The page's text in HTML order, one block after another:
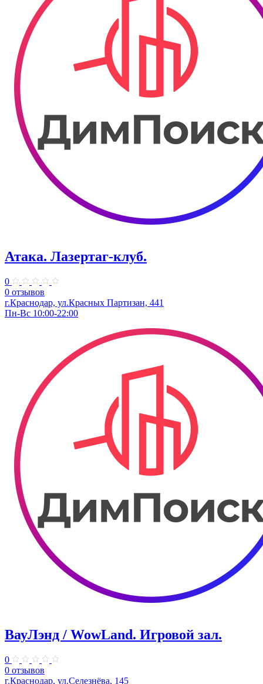
Атака. ​Лазертаг-клуб.
0
0 отзывов
г.Краснодар, ул.Красных Партизан, 441
Пн-Вс 10:00-22:00
ВауЛэнд / WowLand. ​Игровой зал.
0
0 отзывов
г.Краснодар, ул.Селезнёва, 145